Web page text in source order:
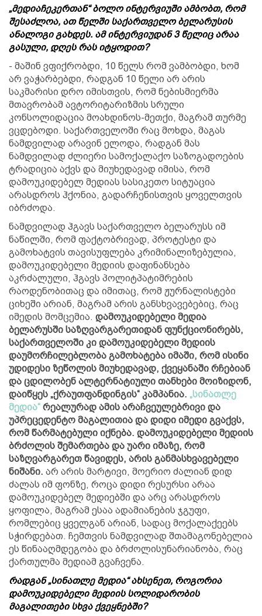
„მედიაჩეკერთან“ ბოლო ინტერვიუში ამბობთ, რომ
შესაძლოა, ათ წელში საქართველო ბელარუსის
ანალოგი გახდეს. ამ ინტერვიუდან 3 წელიც არაა
გასული, დღეს რას იტყოდით?
- მაშინ ვფიქრობდი, 10 წელს რომ ვამბობდი, ხომ
არ ვაჭარბებდი, რადგან 10 წელი არ არის
საკმარისი დრო იმისთვის, რომ ნებისმიერმა
მთავრობამ ავტორიტარიზმის სრული
კონსოლიდაცია მოახდინოს-მეთქი, მაგრამ თურმე
ვცდებოდი. საქართველოში რაც მოხდა, მაგას
ნამდვილად არავინ ელოდა, რადგან მას
ნამდვილად ძლიერი სამოქალაქო საზოგადოების
ტრადიცია აქვს და მიუხედავად იმისა, რომ
დამოუკიდებელ მედიას სასიკეთო სიტუაცია
არასდროს ჰქონია, გადარჩენისთვის ყოველთვის
იბრძოდა.
ნამდვილად ჰგავს საქართველო ბელარუსს იმ
ნაწილში, რომ ფაქტობრივად, პროტესტი და
გამოხატვის თავისუფლება კრიმინალიზებულია,
დამოუკიდებელი მედიის დაფინანსება
აკრძალული, ჰგავს პოლიტპატიმრების
რაოდენობითაც და იმითაც, რომ ჟურნალისტები
ციხეში არიან, მაგრამ არის განსხვავებებიც, რაც
იმედის მომცემია. დამოუკიდებელი მედია
ბელარუსში საზღვარგარეთიდან ფუნქციონირებს,
საქართველოში კი დამოუკიდებელი მედიის
დაუმორჩილებლობა გამოხატება იმაში, რომ ისინი
უდიდესი ზეწოლის მიუხედავად, ქვეყანაში რჩებიან
და ცდილობენ ალტერნატიული თანხები მოიზიდონ,
დაიწყეს „ქრაუთფანდინგის“ კამპანია. „სინათლე
მედია“ რეალურად ამის არაჩვეულებრივი და
უპრეცედენტო მაგალითია და დიდი იმედი გვაქვს,
რომ წარმატებული იქნება. დამოუკიდებელი მედიის
ბრძოლის შემართება და უარი იმაზე, რომ
საზღვარგარეთ წავიდეს, არის განმასხვავებელი
ნიშანი. არ არის მარტივი, მოერიო ძალიან დიდ
ძალას იმ ფონზე, როცა დიდი რესურსი არაა
დამოუკიდებელ მედიებში და არც არასდროს
ყოფილა, მაგრამ ესაა ადამიანების ჯგუფი,
რომლებიც ყველგან არიან, სადაც მოქალაქეებს
სჭირდებათ. ჩემთვის ნამდვილად შთამაგონებელია
ეს წინააღმდეგობა და ბრძოლისუნარიანობა, რაც
ქართულმა მედიამ გვაჩვენა.
რადგან „სინათლე მედია“ ახსენეთ, როგორია
დამოუკიდებელი მედიის სოლიდარობის
მაგალითები სხვა ქვეყნებში?